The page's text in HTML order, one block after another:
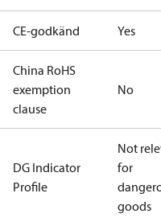
CE-godkänd Yes
China RoHS
exemption
clause
No
DG Indicator
Profile
Not
for
goods